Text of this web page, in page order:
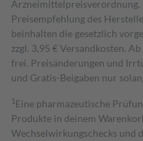
Preisempfehlung des
beinhalten die gesetzlich
zzgl. 3,95 € Versandkosten.
frei. Preisänderungen und
und Gratis-Beigaben nur
1 Eine pharmazeutische
Produkte in deinem
Wechselwirkungschecks und